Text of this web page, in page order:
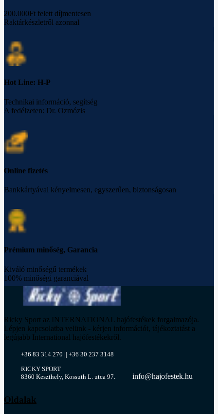
200.000Ft felett díjmentesen
Raktárkészletről azonnal
Hot Line: H-P
Technikai információ, segítség
A fedélzeten: Dr. Ozmózis
Online fizetés
Bankkártyával kényelmesen, egyszerűen, biztonságosan
Prémium minőség, Garancia
Kiváló minőségű termékek
100% minőségi garanciával
Ricky Sport az INTERNATIONAL hajófestékek forgalmazója.
Lépjen kapcsolatba velünk - kérjen információt, tájékoztatást a
legújabb International hajófestékekről.
+36 83 314 270 || +36 30 237 3148
RICKY SPORT
8360 Keszthely, Kossuth L. utca 97.
info@hajofestek.hu
Oldalak